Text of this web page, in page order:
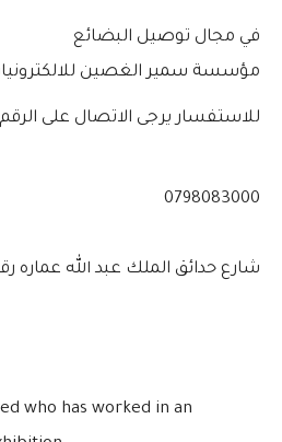
في مجال توصيل البضائع
مؤسسة سمير الغصين
للاستفسار يرجى الاتصال على
0798083000
شارع حدائق الملك عبد الله عماره رقم
who has worked in an